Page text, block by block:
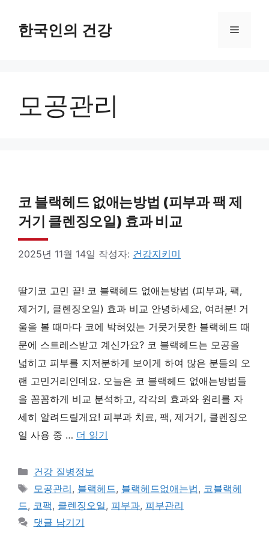
한국인의 건강 메
모공관리
코 블랙헤드 없애는방법 (피부과 팩 제
거기 클렌징오일) 효과 비교
2025년 11월 14일 작성자: 건강지키미
딸기코 고민 끝! 코 블랙헤드 없애는방법 (피부과, 팩,
제거기, 클렌징오일) 효과 비교 안녕하세요, 여러분! 거
울을 볼 때마다 코에 박혀있는 거뭇거뭇한 블랙헤드 때
문에 스트레스받고 계신가요? 코 블랙헤드는 모공을
넓히고 피부를 지저분하게 보이게 하여 많은 분들의 오
랜 고민거리인데요. 오늘은 코 블랙헤드 없애는방법들
을 꼼꼼하게 비교 분석하고, 각각의 효과와 원리를 자
세히 알려드릴게요! 피부과 치료, 팩, 제거기, 클렌징오
일 사용 중 … 더 읽기
카
테
리
건강 질병정보
태
그
모공관리, 블랙헤드, 블랙헤드없애는법, 코블랙헤
드, 코팩, 클렌징오일, 피부과, 피부관리
댓글 남기기